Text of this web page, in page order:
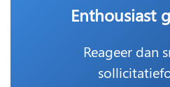
Enthousiast
Reageer dan